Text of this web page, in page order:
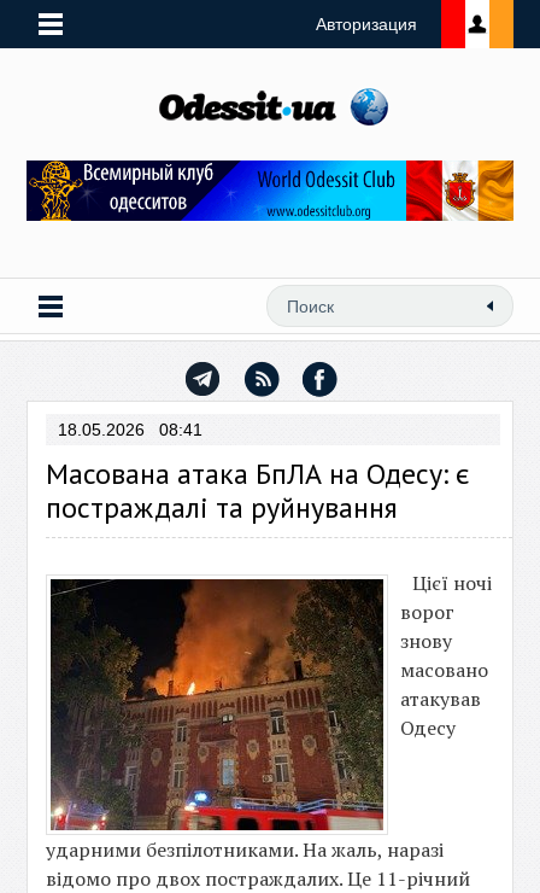
Авторизация
18.05.2026 08:41
Масована атака БпЛА на Одесу: є
постраждалі та руйнування
Цієї ночі
ворог
знову
масовано
атакував
Одесу
ударними безпілотниками. На жаль, наразі
відомо про двох постраждалих. Це 11-річний